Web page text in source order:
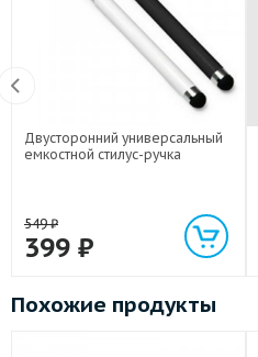
Двусторонний универсальный
емкостной стилус-ручка
549₽
399 ₽
Похожие продукты